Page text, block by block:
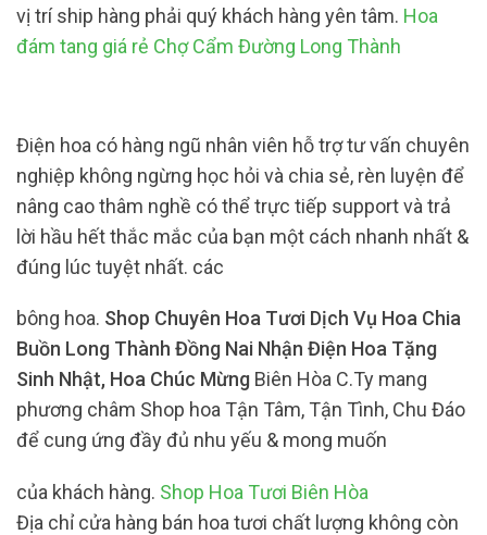
vị trí ship hàng phải quý khách hàng yên tâm. Hoa
đám tang giá rẻ Chợ Cẩm Đường Long Thành
Điện hoa có hàng ngũ nhân viên hỗ trợ tư vấn chuyên
nghiệp không ngừng học hỏi và chia sẻ, rèn luyện để
nâng cao thâm nghề có thể trực tiếp support và trả
lời hầu hết thắc mắc của bạn một cách nhanh nhất &
đúng lúc tuyệt nhất. các
bông hoa. Shop Chuyên Hoa Tươi Dịch Vụ Hoa Chia
Buồn Long Thành Đồng Nai Nhận Điện Hoa Tặng
Sinh Nhật, Hoa Chúc Mừng Biên Hòa C.Ty mang
phương châm Shop hoa Tận Tâm, Tận Tình, Chu Đáo
để cung ứng đầy đủ nhu yếu & mong muốn
của khách hàng. Shop Hoa Tươi Biên Hòa
Địa chỉ cửa hàng bán hoa tươi chất lượng không còn